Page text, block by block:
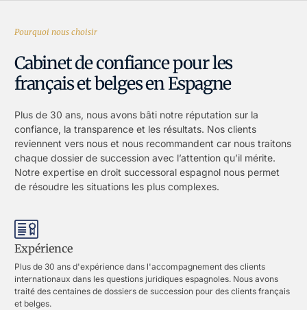
Pourquoi nous choisir
Cabinet de confiance pour les
français et belges en Espagne
Plus de 30 ans, nous avons bâti notre réputation sur la
confiance, la transparence et les résultats. Nos clients
reviennent vers nous et nous recommandent car nous traitons
chaque dossier de succession avec l’attention qu’il mérite.
Notre expertise en droit successoral espagnol nous permet
de résoudre les situations les plus complexes.
Expérience
Plus de 30 ans d'expérience dans l'accompagnement des clients
internationaux dans les questions juridiques espagnoles. Nous avons
traité des centaines de dossiers de succession pour des clients français
et belges.